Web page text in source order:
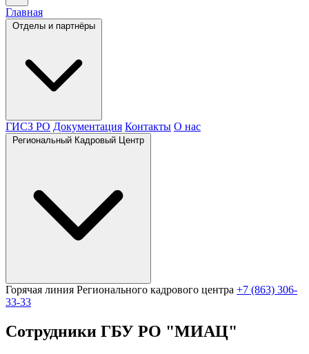
Главная
Отделы и партнёры
ГИСЗ РО Документация Контакты О нас
Региональный Кадровый Центр
Горячая линия Регионального кадрового центра +7 (863) 306-
33-33
Сотрудники ГБУ РО "МИАЦ"